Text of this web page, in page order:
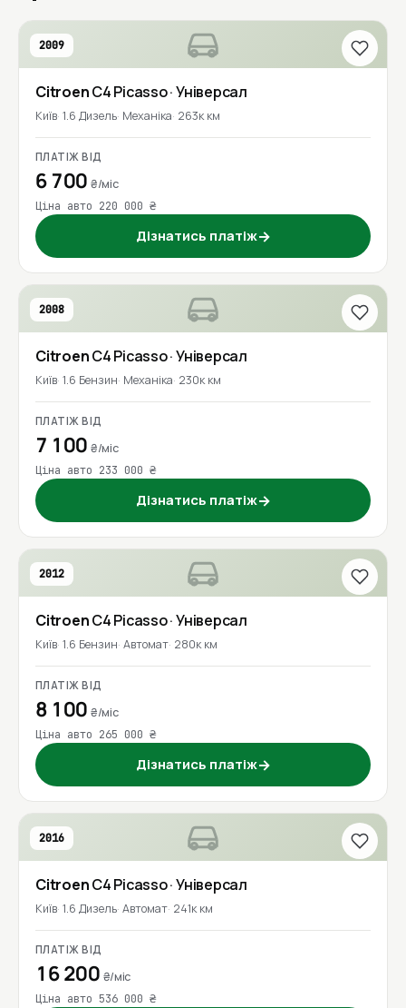
2009
CitroenC4 Picasso· Універсал
Київ 1.6 Дизель Механіка 263к км
ПЛАТІЖ ВІД
6 700₴/міс
Ціна авто 220 000 ₴
Дізнатись платіж→
2008
CitroenC4 Picasso· Універсал
Київ 1.6 Бензин Механіка 230к км
ПЛАТІЖ ВІД
7 100₴/міс
Ціна авто 233 000 ₴
Дізнатись платіж→
2012
CitroenC4 Picasso· Універсал
Київ 1.6 Бензин Автомат 280к км
ПЛАТІЖ ВІД
8 100₴/міс
Ціна авто 265 000 ₴
Дізнатись платіж→
2016
CitroenC4 Picasso· Універсал
Київ 1.6 Дизель Автомат 241к км
ПЛАТІЖ ВІД
16 200 ₴/міс
Ціна авто 536 000 ₴